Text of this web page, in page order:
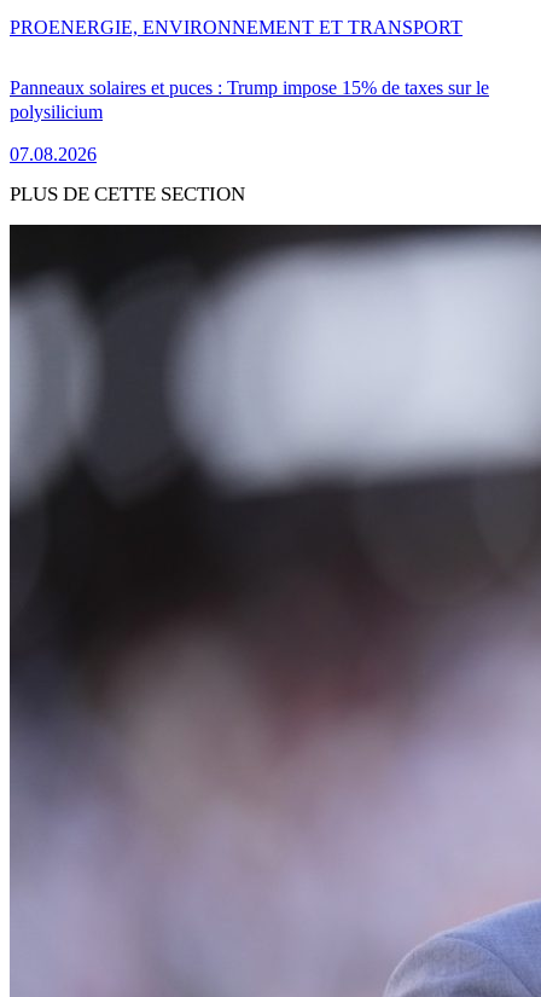
Panneaux solaires et puces : Trump impose 15% de taxes sur le
polysilicium
07.08.2026
PROENERGIE, ENVIRONNEMENT ET TRANSPORT
PLUS DE CETTE SECTION